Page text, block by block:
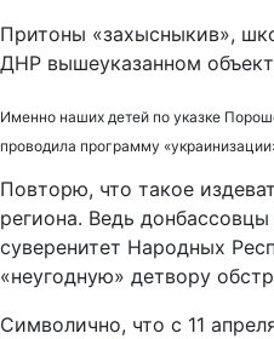
Притоны «захысныкив»,
ДНР вышеуказанном
Именно наших детей по указке
проводила программу
Повторю, что такое
региона. Ведь
суверенитет Народных
«неугодную» детвору
Символично, что с 11